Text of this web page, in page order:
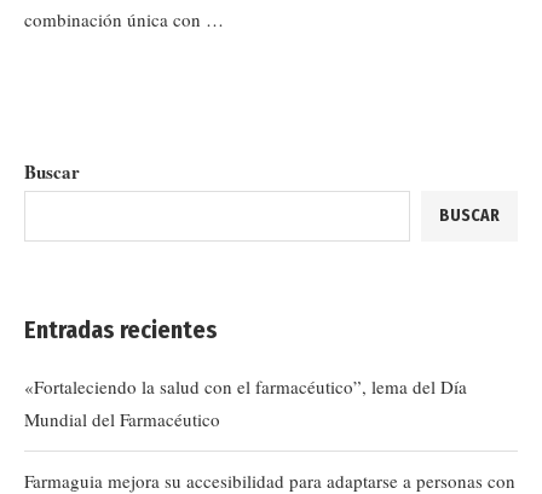
combinación única con …
Buscar
BUSCAR
Entradas recientes
«Fortaleciendo la salud con el farmacéutico”, lema del Día
Mundial del Farmacéutico
Farmaguia mejora su accesibilidad para adaptarse a personas con